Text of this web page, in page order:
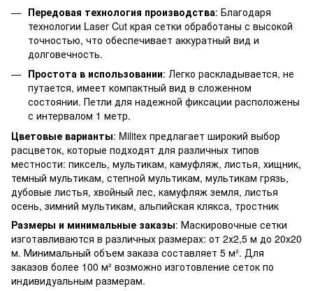
Передовая технология производства: Благодаря
технологии Laser Cut края сетки обработаны с высокой
точностью, что обеспечивает аккуратный вид и
долговечность.
Простота в использовании: Легко раскладывается, не
путается, имеет компактный вид в сложенном
состоянии. Петли для надежной фиксации расположены
с интервалом 1 метр.
Цветовые варианты: Militex предлагает широкий выбор
расцветок, которые подходят для различных типов
местности: пиксель, мультикам, камуфляж, листья, хищник,
темный мультикам, степной мультикам, мультикам грязь,
дубовые листья, хвойный лес, камуфляж земля, листья
осень, зимний мультикам, альпийская клякса, тростник
Размеры и минимальные заказы: Маскировочные сетки
изготавливаются в различных размерах: от 2х2,5 м до 20х20
м. Минимальный объем заказа составляет 5 м². Для
заказов более 100 м² возможно изготовление сеток по
индивидуальным размерам.